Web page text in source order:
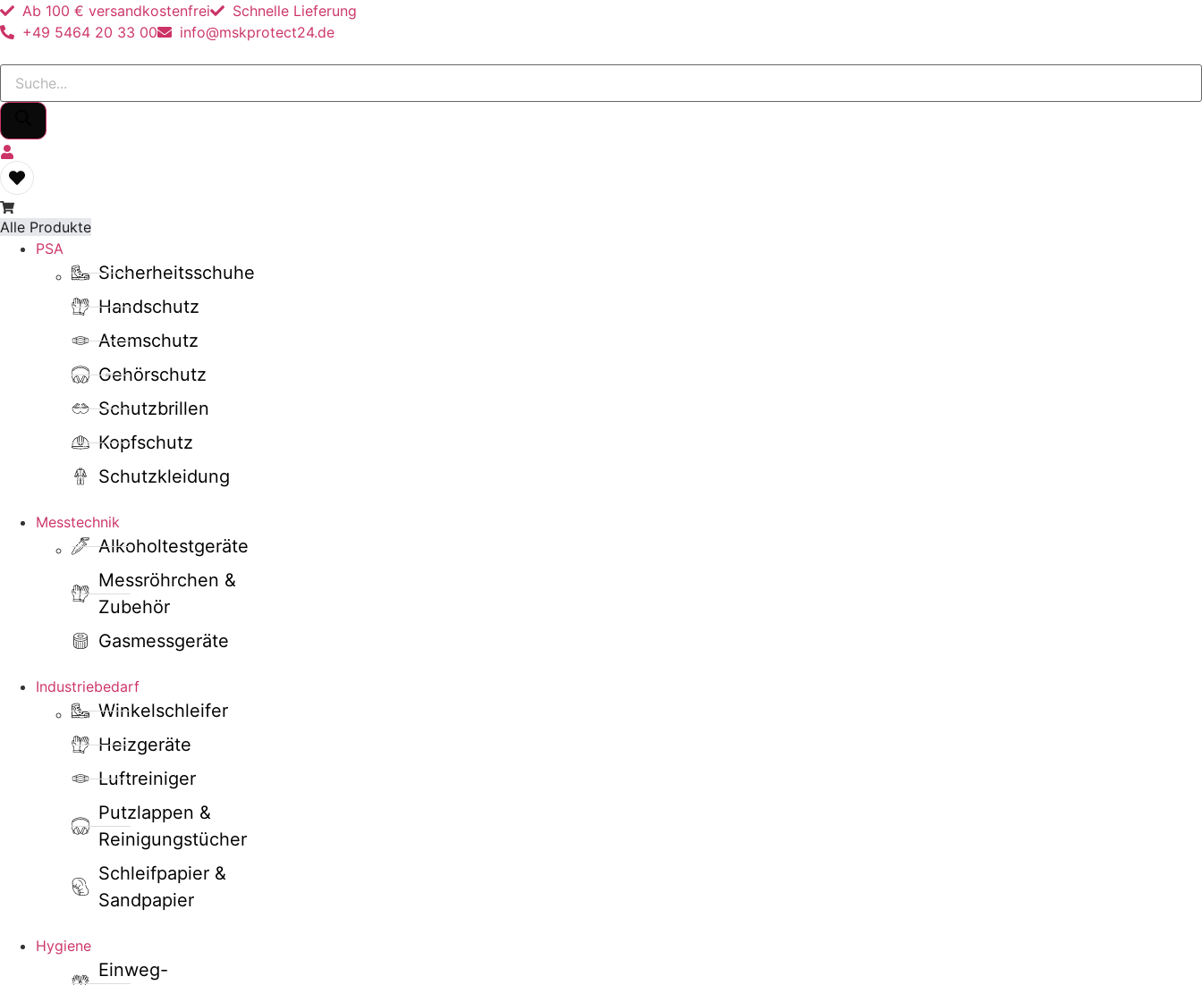
Ab 100 € versandkostenfrei
Schnelle Lieferung
+49 5464 20 33 00
info@mskprotect24.de
Products
search
Alle Produkte
PSA
Sicherheitsschuhe
Handschutz
Atemschutz
Gehörschutz
Schutzbrillen
Kopfschutz
Schutzkleidung
Messtechnik
Alkoholtestgeräte
Messröhrchen &
Zubehör
Gasmessgeräte
Industriebedarf
Winkelschleifer
Heizgeräte
Luftreiniger
Putzlappen &
Reinigungstücher
Schleifpapier &
Sandpapier
Hygiene
Einweg-